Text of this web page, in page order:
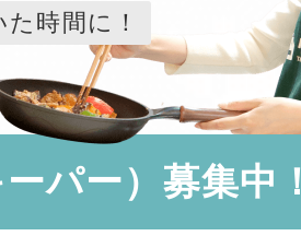
た時間に！
パー）募集中！